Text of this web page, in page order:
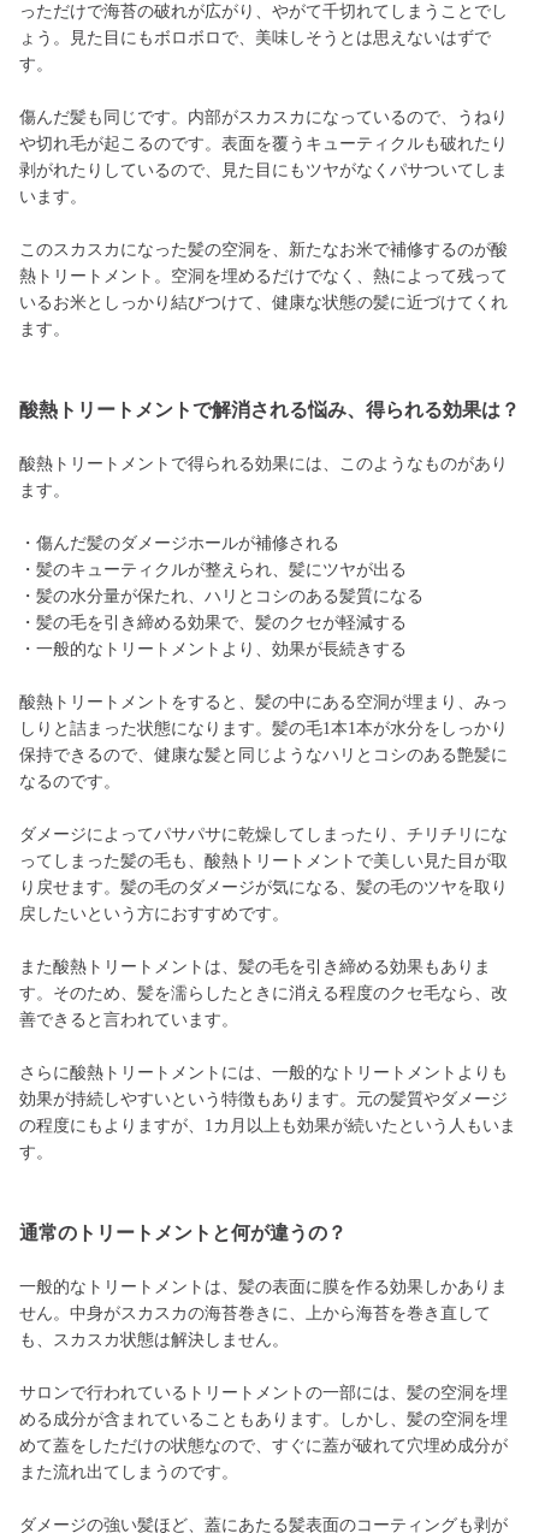
っただけで海苔の破れが広がり、やがて千切れてしまうことでし
ょう。見た目にもボロボロで、美味しそうとは思えないはずで
す。
傷んだ髪も同じです。内部がスカスカになっているので、うねり
や切れ毛が起こるのです。表面を覆うキューティクルも破れたり
剥がれたりしているので、見た目にもツヤがなくパサついてしま
います。
このスカスカになった髪の空洞を、新たなお米で補修するのが酸
熱トリートメント。空洞を埋めるだけでなく、熱によって残って
いるお米としっかり結びつけて、健康な状態の髪に近づけてくれ
ます。
酸熱トリートメントで解消される悩み、得られる効果は？
酸熱トリートメントで得られる効果には、このようなものがあり
ます。
・傷んだ髪のダメージホールが補修される
・髪のキューティクルが整えられ、髪にツヤが出る
・髪の水分量が保たれ、ハリとコシのある髪質になる
・髪の毛を引き締める効果で、髪のクセが軽減する
・一般的なトリートメントより、効果が長続きする
酸熱トリートメントをすると、髪の中にある空洞が埋まり、みっ
しりと詰まった状態になります。髪の毛1本1本が水分をしっかり
保持できるので、健康な髪と同じようなハリとコシのある艶髪に
なるのです。
ダメージによってパサパサに乾燥してしまったり、チリチリにな
ってしまった髪の毛も、酸熱トリートメントで美しい見た目が取
り戻せます。髪の毛のダメージが気になる、髪の毛のツヤを取り
戻したいという方におすすめです。
また酸熱トリートメントは、髪の毛を引き締める効果もありま
す。そのため、髪を濡らしたときに消える程度のクセ毛なら、改
善できると言われています。
さらに酸熱トリートメントには、一般的なトリートメントよりも
効果が持続しやすいという特徴もあります。元の髪質やダメージ
の程度にもよりますが、1カ月以上も効果が続いたという人もいま
す。
通常のトリートメントと何が違うの？
一般的なトリートメントは、髪の表面に膜を作る効果しかありま
せん。中身がスカスカの海苔巻きに、上から海苔を巻き直して
も、スカスカ状態は解決しません。
サロンで行われているトリートメントの一部には、髪の空洞を埋
める成分が含まれていることもあります。しかし、髪の空洞を埋
めて蓋をしただけの状態なので、すぐに蓋が破れて穴埋め成分が
また流れ出てしまうのです。
ダメージの強い髪ほど、蓋にあたる髪表面のコーティングも剥が